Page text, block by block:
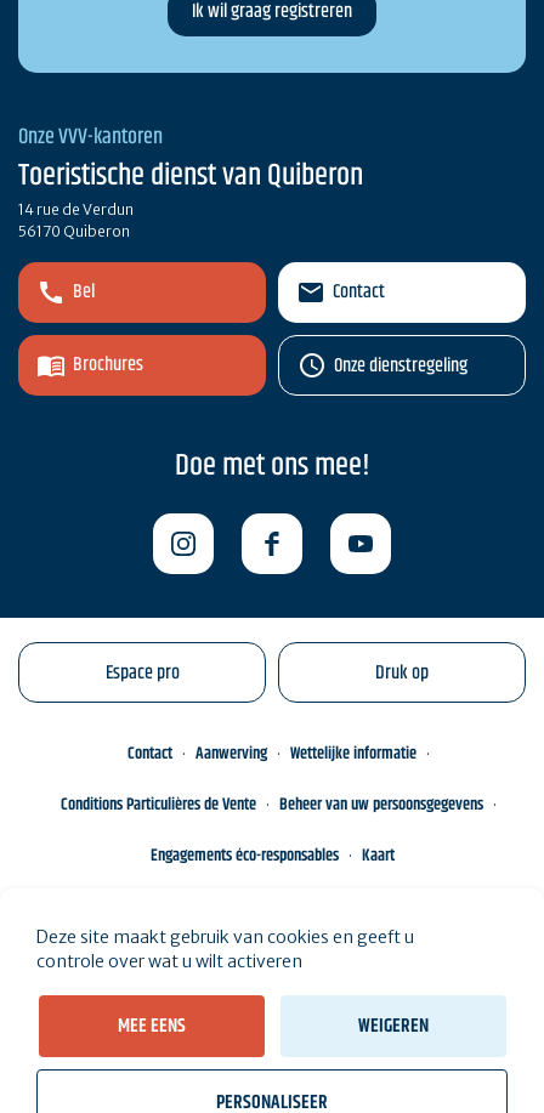
Onze VVV-kantoren
Toeristische dienst van Quiberon
14 rue de Verdun
56170 Quiberon
Bel
Brochures
Contact
Onze dienstregeling
Doe met ons mee!
Espace pro Druk op
Contact Aanwerving
Wettelijke informatie
Conditions Particulières de Vente
Beheer van uw persoonsgegevens
Engagements éco-responsables
Kaart
Deze site maakt gebruik van cookies en geeft u
controle over wat u wilt activeren
MEE EENS WEIGEREN
PERSONALISEER